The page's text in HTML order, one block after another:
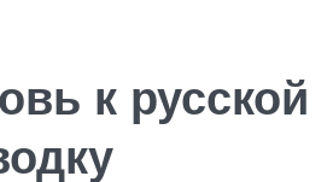
к русской